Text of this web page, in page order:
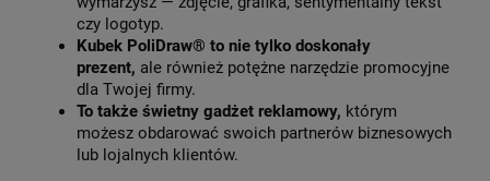
czy logotyp.
Kubek PoliDraw® to nie tylko doskonały
prezent, ale również potężne narzędzie promocyjne
dla Twojej firmy.
To także świetny gadżet reklamowy, którym
możesz obdarować swoich partnerów biznesowych
lub lojalnych klientów.